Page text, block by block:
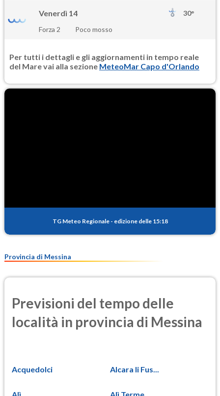
Venerdì 14
30°
Forza 2
Poco mosso
Per tutti i dettagli e gli aggiornamenti in tempo reale
del Mare vai alla sezione MeteoMar Capo d'Orlando
TG Meteo Regionale - edizione delle 15:18
Provincia di Messina
Previsioni del tempo delle
località in provincia di Messina
Acquedolci Alcara li Fus...